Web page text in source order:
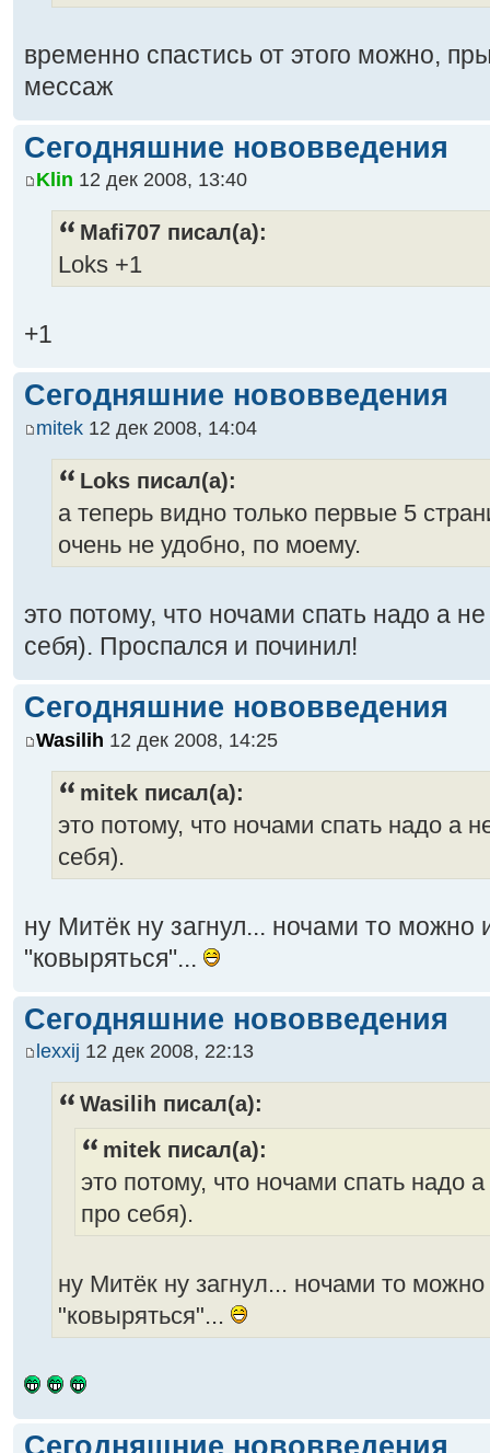
временно спастись от этого можно,
мессаж
Сегодняшние нововведения
Klin 12 дек 2008, 13:40
Mafi707 писал(а):
Loks +1
+1
Сегодняшние нововведения
mitek 12 дек 2008, 14:04
Loks писал(а):
а теперь видно только первые 5
очень не удобно, по моему.
это потому, что ночами спать надо а
себя). Проспался и починил!
Сегодняшние нововведения
Wasilih 12 дек 2008, 14:25
mitek писал(а):
это потому, что ночами спать надо а
себя).
ну Митёк ну загнул... ночами то можно
"ковыряться"...
Сегодняшние нововведения
lexxij 12 дек 2008, 22:13
Wasilih писал(а):
mitek писал(а):
это потому, что ночами спать надо
про себя).
ну Митёк ну загнул... ночами то
"ковыряться"...
Сегодняшние нововведения